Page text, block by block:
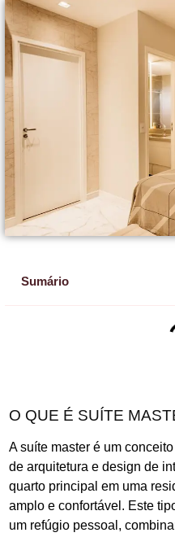
Sumário
O QUE É SUÍTE
A suíte master é um
de arquitetura e design de
quarto principal em uma
amplo e confortável. Este
um refúgio pessoal,